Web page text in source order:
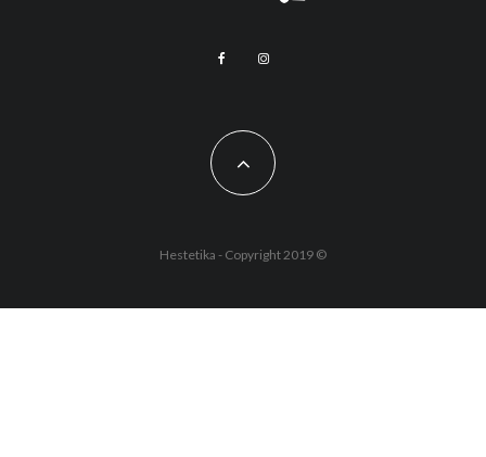
Hestetika - Copyright 2019 ©